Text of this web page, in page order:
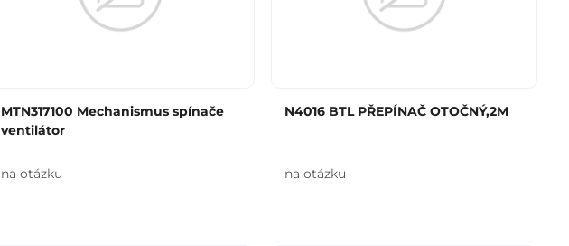
MTN317100 Mechanismus spínače
ventilátor
na otázku
N4016 BTL PŘEPÍNAČ OTOČNÝ,2M
na otázku